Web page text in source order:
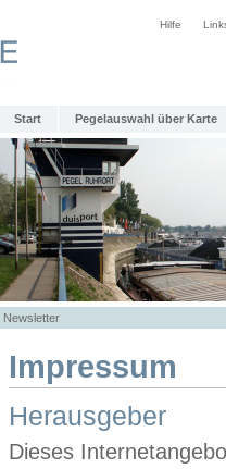
Hilfe
Start Pegelauswahl über Karte
Newsletter
Impressum
Herausgeber
Dieses